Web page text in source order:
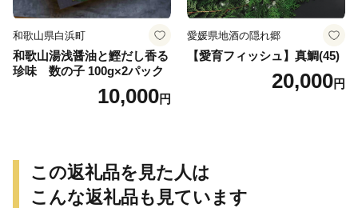
和歌山県白浜町
和歌山湯浅醤油と鰹だし香る
珍味 数の子 100g×2パック
10,000円
愛媛県地酒の隠れ郷
【愛育フィッシュ】真鯛(45)
20,000円
この返礼品を見た人は
こんな返礼品も見ています